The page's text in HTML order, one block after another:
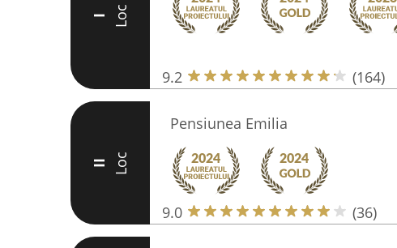
I Loc
9.2 (164)
II Loc
Pensiunea Emilia
9.0 (36)